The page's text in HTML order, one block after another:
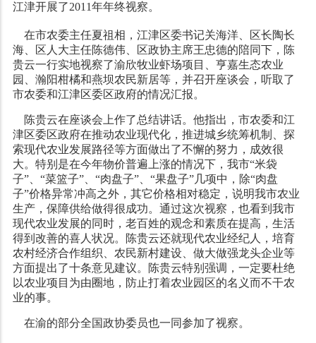
江津开展了2011年年终视察。
在市农委主任夏祖相，江津区委书记关海洋、区长陶长
海、区人大主任陈德伟、区政协主席王忠德的陪同下，陈
贵云一行实地视察了渝欣牧业虾场项目、亨嘉生态农业
园、瀚阳柑橘和燕坝农民新居等，并召开座谈会，听取了
市农委和江津区委区政府的情况汇报。
陈贵云在座谈会上作了总结讲话。他指出，市农委和江
津区委区政府在推动农业现代化，推进城乡统筹机制、探
索现代农业发展路径等方面做出了不懈的努力，成效很
大。特别是在今年物价普遍上涨的情况下，我市“米袋
子”、“菜篮子”、“肉盘子”、“果盘子”几项中，除“肉盘
子”价格异常冲高之外，其它价格相对稳定，说明我市农业
生产，保障供给做得很成功。通过这次视察，也看到我市
现代农业发展的同时，老百姓的观念和素质在提高，生活
得到改善的喜人状况。陈贵云还就现代农业经纪人，培育
农村经济合作组织、农民新村建设、做大做强龙头企业等
方面提出了十条意见建议。陈贵云特别强调，一定要杜绝
以农业项目为由圈地，防止打着农业园区的名义而不干农
业的事。
在渝的部分全国政协委员也一同参加了视察。